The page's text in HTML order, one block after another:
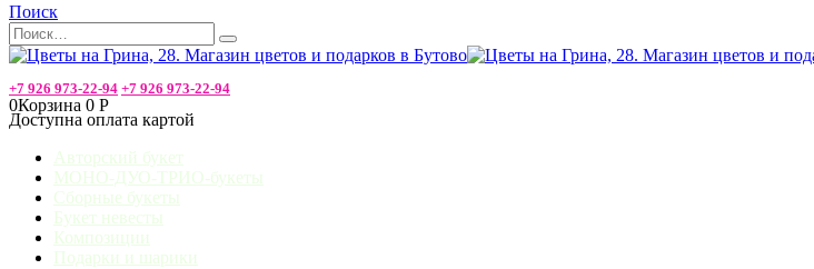
Поиск
+7 926 973-22-94 +7 926 973-22-94
0Корзина 0 Р
Доступна оплата картой
Авторский букет
МОНО-ДУО-ТРИО-букеты
Сборные букеты
Букет невесты
Композиции
Подарки и шарики